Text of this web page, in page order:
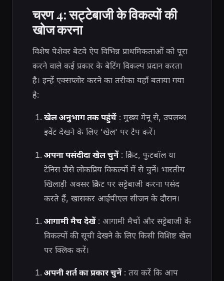
चरण 4: सट्टेबाजी के विकल्पों की
खोज करना
विशेष पेशेवर बेटवे ऐप विभिन्न प्राथमिकताओं को पूरा
करने वाले कई प्रकार के बेटिंग विकल्प प्रदान करता
है। इन्हें एक्सप्लोर करने का तरीका यहाँ बताया गया
है:
खेल अनुभाग तक पहुंचें: मुख्य मेनू से, उपलब्ध
इवेंट देखने के लिए 'खेल' पर टैप करें।
अपना पसंदीदा खेल चुनें: क्रिकेट, फुटबॉल या
टेनिस जैसे लोकप्रिय विकल्पों में से चुनें। भारतीय
खिलाड़ी अक्सर क्रिकेट पर सट्टेबाजी करना पसंद
करते हैं, खासकर आईपीएल सीजन के दौरान।
आगामी मैच देखें: आगामी मैचों और सट्टेबाजी के
विकल्पों की सूची देखने के लिए किसी विशिष्ट खेल
पर क्लिक करें।
अपनी शर्त का प्रकार चुनें: तय करें कि आप